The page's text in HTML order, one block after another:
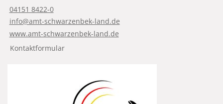
04151 8422-0
info@amt-schwarzenbek-land.de
www.amt-schwarzenbek-land.de
Kontaktformular